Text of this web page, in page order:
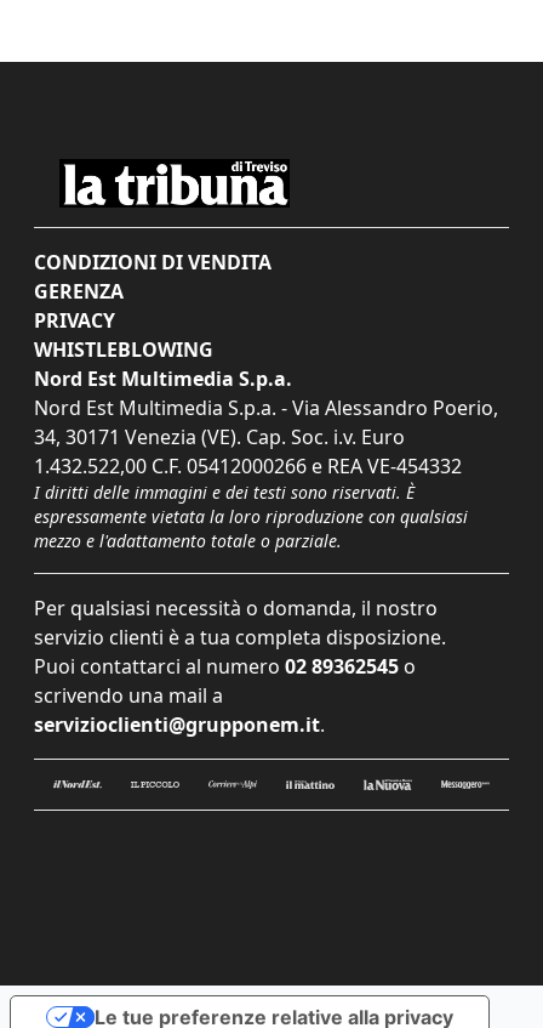
CONDIZIONI DI VENDITA
GERENZA
PRIVACY
WHISTLEBLOWING
Nord Est Multimedia S.p.a.
Nord Est Multimedia S.p.a. - Via Alessandro Poerio,
34, 30171 Venezia (VE). Cap. Soc. i.v. Euro
1.432.522,00 C.F. 05412000266 e REA VE-454332
I diritti delle immagini e dei testi sono riservati. È
espressamente vietata la loro riproduzione con qualsiasi
mezzo e l'adattamento totale o parziale.
Per qualsiasi necessità o domanda, il nostro
servizio clienti è a tua completa disposizione.
Puoi contattarci al numero 02 89362545 o
scrivendo una mail a
servizioclienti@grupponem.it.
Le tue preferenze relative alla privacy